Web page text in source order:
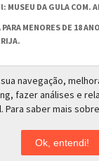
DA GULA COM.
MENORES DE 18
Moises Saadi 385 -
os direitos reservados a
navegação,
fazer análises e
saber mais
Ok, entendi!